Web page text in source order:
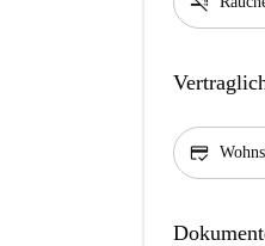
credit_score